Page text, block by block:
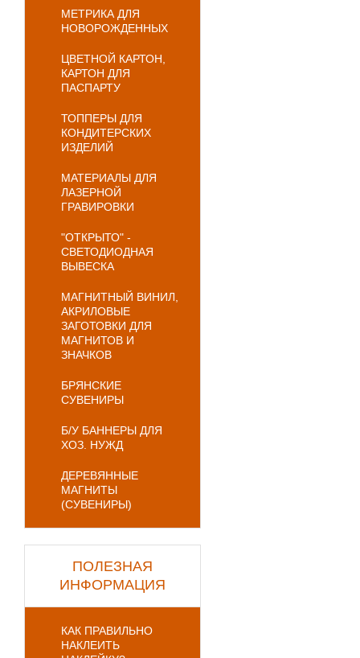
МЕТРИКА ДЛЯ
НОВОРОЖДЕННЫХ
ЦВЕТНОЙ КАРТОН,
КАРТОН ДЛЯ
ПАСПАРТУ
ТОППЕРЫ ДЛЯ
КОНДИТЕРСКИХ
ИЗДЕЛИЙ
МАТЕРИАЛЫ ДЛЯ
ЛАЗЕРНОЙ
ГРАВИРОВКИ
"ОТКРЫТО" -
СВЕТОДИОДНАЯ
ВЫВЕСКА
МАГНИТНЫЙ ВИНИЛ,
АКРИЛОВЫЕ
ЗАГОТОВКИ ДЛЯ
МАГНИТОВ И
ЗНАЧКОВ
БРЯНСКИЕ
СУВЕНИРЫ
Б/У БАННЕРЫ ДЛЯ
ХОЗ. НУЖД
ДЕРЕВЯННЫЕ
МАГНИТЫ
(СУВЕНИРЫ)
ПОЛЕЗНАЯ
ИНФОРМАЦИЯ
КАК ПРАВИЛЬНО
НАКЛЕИТЬ